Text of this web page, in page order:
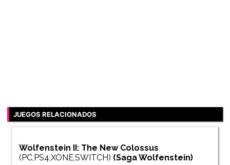
JUEGOS RELACIONADOS
Wolfenstein II: The New Colossus
(PC,PS4,XONE,SWITCH) (SagaWolfenstein)